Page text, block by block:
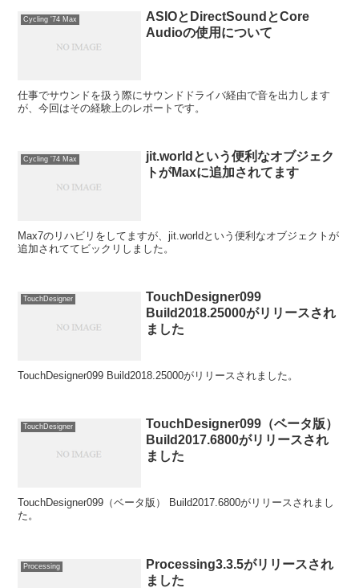
Cycling '74 Max
ASIOとDirectSoundとCore
Audioの使用について
仕事でサウンドを扱う際にサウンドドライバ経由で音を出力します
が、今回はその経験上のレポートです。
Cycling '74 Max
jit.worldという便利なオブジェク
トがMaxに追加されてます
Max7のリハビリをしてますが、jit.worldという便利なオブジェクトが
追加されててビックリしました。
TouchDesigner
TouchDesigner099
Build2018.25000がリリースされ
ました
TouchDesigner099 Build2018.25000がリリースされました。
TouchDesigner
TouchDesigner099（ベータ版）
Build2017.6800がリリースされ
ました
TouchDesigner099（ベータ版） Build2017.6800がリリースされまし
た。
Processing
Processing3.3.5がリリースされ
ました